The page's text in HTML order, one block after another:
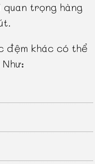
trọng hàng
đệm khác có thể